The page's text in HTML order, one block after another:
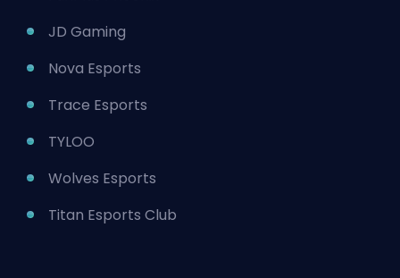
JD Gaming
Nova Esports
Trace Esports
TYLOO
Wolves Esports
Titan Esports Club